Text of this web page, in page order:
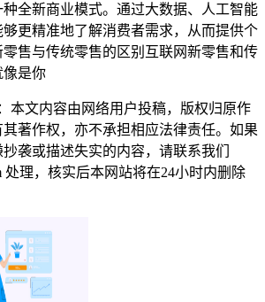
种全新商业模式。通过大数据、人工智能
更精准地了解消费者需求，从而提供个
售与传统零售的区别互联网新零售和传
像是你
本文内容由网络用户投稿，版权归原作
著作权，亦不承担相应法律责任。如果
袭或描述失实的内容，请联系我们
处理，核实后本网站将在24小时内删除